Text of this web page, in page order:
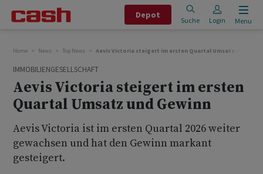
Depot
Suche Login Menu
Home News Top News Aevis Victoria steigert im ersten Quartal Umsatz und
IMMOBILIENGESELLSCHAFT
Aevis Victoria steigert im ersten
Quartal Umsatz und Gewinn
Aevis Victoria ist im ersten Quartal 2026 weiter
gewachsen und hat den Gewinn markant
gesteigert.